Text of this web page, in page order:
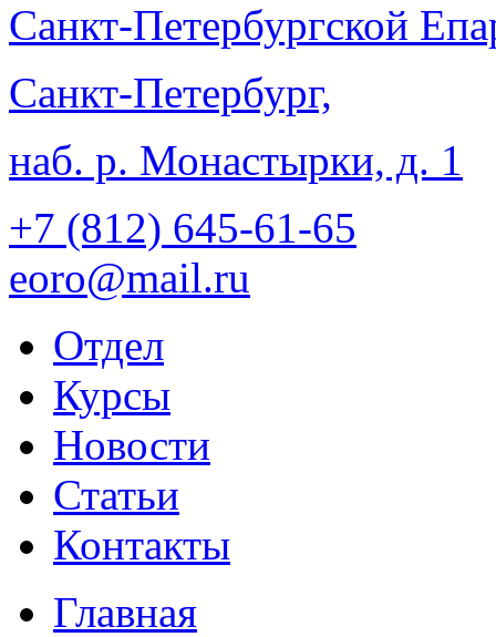
Санкт-Петербургской
Санкт-Петербург,
наб. р. Монастырки, д. 1
+7 (812) 645-61-65
eoro@mail.ru
Отдел
Курсы
Новости
Статьи
Контакты
Главная